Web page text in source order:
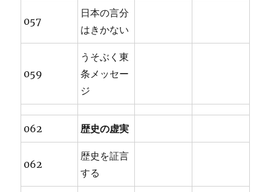
057
日本の言分
はきかない
059
うそぶく東
条メッセー
ジ
062 歴史の虚実
062
歴史を証言
する